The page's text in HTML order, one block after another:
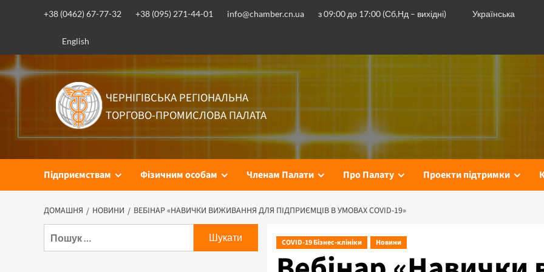
+38 (0462) 67-77-32 +38 (095) 271-44-01 info@chamber.cn.ua з 09:00 до 17:00 (Сб,Нд – вихідні) Українська
English
ЧЕРНІГІВСЬКА РЕГІОНАЛЬНА
ТОРГОВО-ПРОМИСЛОВА ПАЛАТА
Підприємствам Фізичним особам Членам Палати Про Палату Проекти підтримки
ДОМАШНЯ НОВИНИ ВЕБІНАР «НАВИЧКИ ВИЖИВАННЯ ДЛЯ ПІДПРИЄМЦІВ В УМОВАХ COVID-19»
COVID-19 Бізнес-клініки Новини